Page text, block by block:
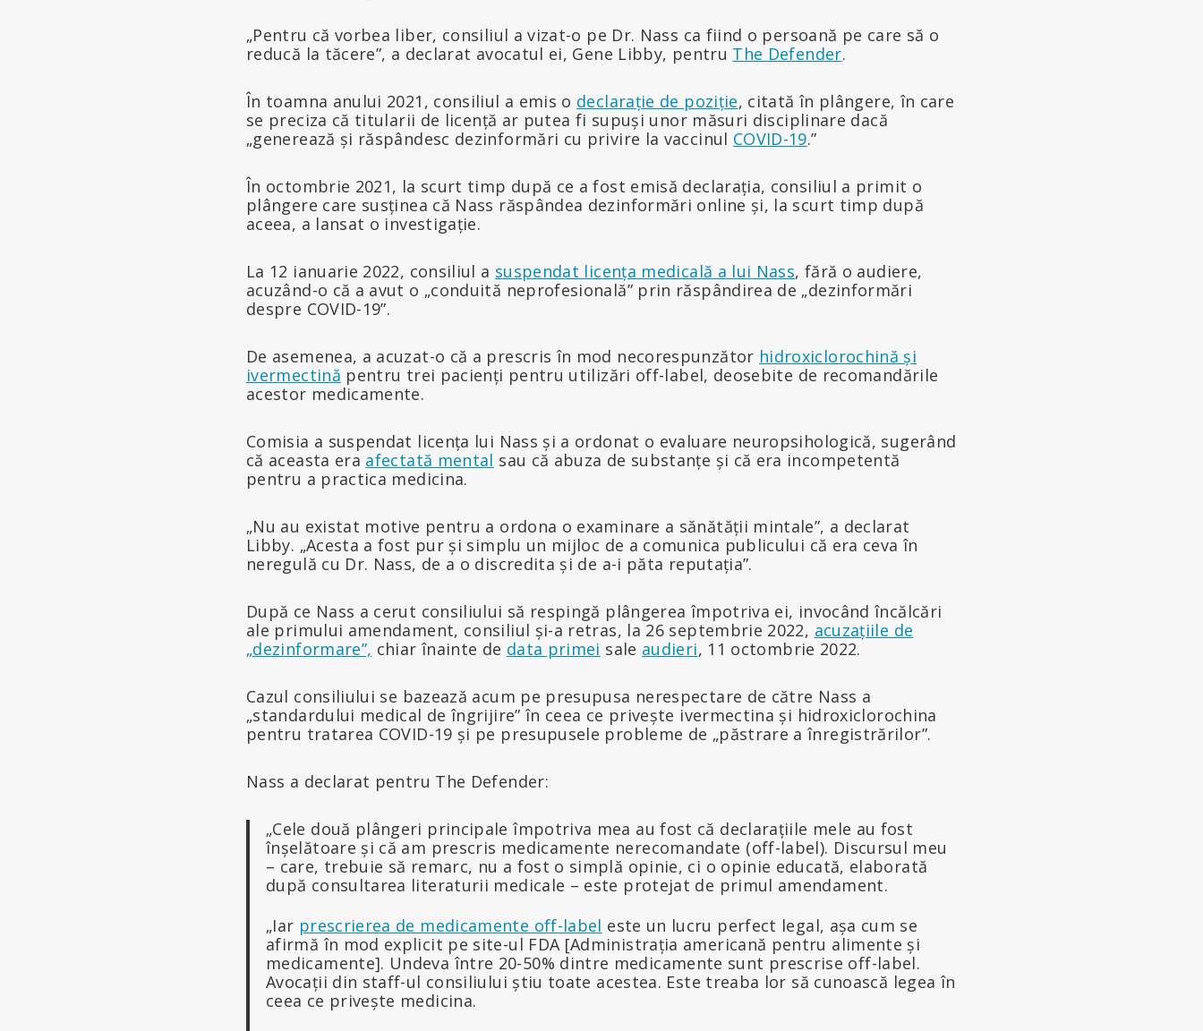
„Pentru că vorbea liber, consiliul a vizat-o pe Dr. Nass ca fiind o persoană pe care să o
reducă la tăcere”, a declarat avocatul ei, Gene Libby, pentru The Defender.
În toamna anului 2021, consiliul a emis o declarație de poziție, citată în plângere, în care
se preciza că titularii de licență ar putea fi supuși unor măsuri disciplinare dacă
„generează și răspândesc dezinformări cu privire la vaccinul COVID-19.”
În octombrie 2021, la scurt timp după ce a fost emisă declarația, consiliul a primit o
plângere care susținea că Nass răspândea dezinformări online și, la scurt timp după
aceea, a lansat o investigație.
La 12 ianuarie 2022, consiliul a suspendat licența medicală a lui Nass, fără o audiere,
acuzând-o că a avut o „conduită neprofesională” prin răspândirea de „dezinformări
despre COVID-19”.
De asemenea, a acuzat-o că a prescris în mod necorespunzător hidroxiclorochină și
ivermectină pentru trei pacienți pentru utilizări off-label, deosebite de recomandările
acestor medicamente.
Comisia a suspendat licența lui Nass și a ordonat o evaluare neuropsihologică, sugerând
că aceasta era afectată mental sau că abuza de substanțe și că era incompetentă
pentru a practica medicina.
„Nu au existat motive pentru a ordona o examinare a sănătății mintale”, a declarat
Libby. „Acesta a fost pur și simplu un mijloc de a comunica publicului că era ceva în
neregulă cu Dr. Nass, de a o discredita și de a-i păta reputația”.
După ce Nass a cerut consiliului să respingă plângerea împotriva ei, invocând încălcări
ale primului amendament, consiliul și-a retras, la 26 septembrie 2022, acuzațiile de
„dezinformare”, chiar înainte de data primei sale audieri, 11 octombrie 2022.
Cazul consiliului se bazează acum pe presupusa nerespectare de către Nass a
„standardului medical de îngrijire” în ceea ce privește ivermectina și hidroxiclorochina
pentru tratarea COVID-19 și pe presupusele probleme de „păstrare a înregistrărilor”.
Nass a declarat pentru The Defender:
„Cele două plângeri principale împotriva mea au fost că declarațiile mele au fost
înșelătoare și că am prescris medicamente nerecomandate (off-label). Discursul meu
– care, trebuie să remarc, nu a fost o simplă opinie, ci o opinie educată, elaborată
după consultarea literaturii medicale – este protejat de primul amendament.
„Iar prescrierea de medicamente off-label este un lucru perfect legal, așa cum se
afirmă în mod explicit pe site-ul FDA [Administrația americană pentru alimente și
medicamente]. Undeva între 20-50% dintre medicamente sunt prescrise off-label.
Avocații din staff-ul consiliului știu toate acestea. Este treaba lor să cunoască legea în
ceea ce privește medicina.